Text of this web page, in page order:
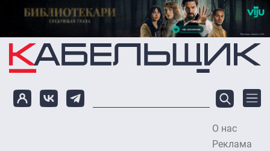
Перейти к основному содержанию
О нас
Реклама